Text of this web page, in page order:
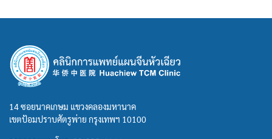
14 ซอยนาคเกษม แขวงคลองมหานาค
เขตป้อมปราบศัตรูพ่าย กรุงเทพฯ 10100